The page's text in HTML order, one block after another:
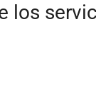
los